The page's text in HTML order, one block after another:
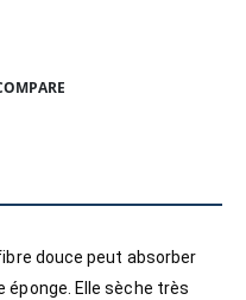
douce peut absorber
éponge. Elle sèche très